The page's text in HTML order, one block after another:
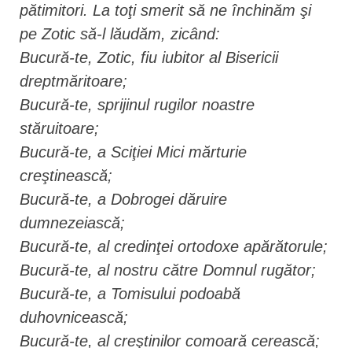
pătimitori. La toţi smerit să ne închinăm şi
pe Zotic să-l lăudăm, zicând:
Bucură-te, Zotic, fiu iubitor al Bisericii
dreptmăritoare;
Bucură-te, sprijinul rugilor noastre
stăruitoare;
Bucură-te, a Sciţiei Mici mărturie
creştinească;
Bucură-te, a Dobrogei dăruire
dumnezeiască;
Bucură-te, al credinţei ortodoxe apărătorule;
Bucură-te, al nostru către Domnul rugător;
Bucură-te, a Tomisului podoabă
duhovnicească;
Bucură-te, al creştinilor comoară cerească;